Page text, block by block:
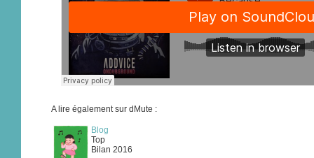
A lire également sur dMute :
Blog
Top
Bilan 2016